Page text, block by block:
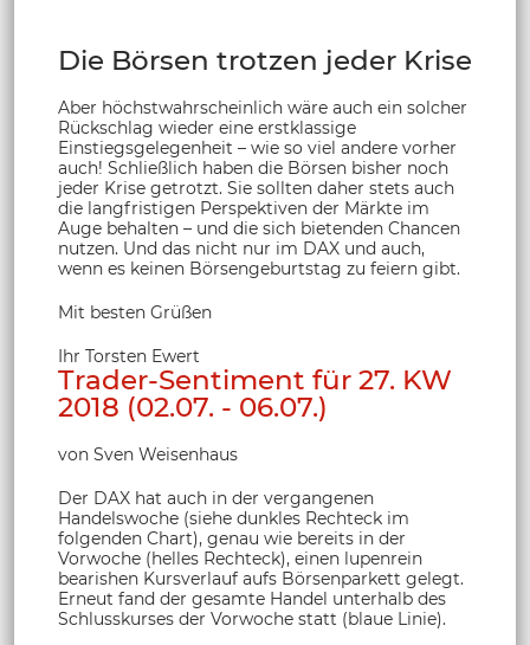
Die Börsen trotzen jeder Krise
Aber höchstwahrscheinlich wäre auch ein solcher
Rückschlag wieder eine erstklassige
Einstiegsgelegenheit – wie so viel andere vorher
auch! Schließlich haben die Börsen bisher noch
jeder Krise getrotzt. Sie sollten daher stets auch
die langfristigen Perspektiven der Märkte im
Auge behalten – und die sich bietenden Chancen
nutzen. Und das nicht nur im DAX und auch,
wenn es keinen Börsengeburtstag zu feiern gibt.
Mit besten Grüßen
Ihr Torsten Ewert
Trader-Sentiment für 27. KW
2018 (02.07. - 06.07.)
von Sven Weisenhaus
Der DAX hat auch in der vergangenen
Handelswoche (siehe dunkles Rechteck im
folgenden Chart), genau wie bereits in der
Vorwoche (helles Rechteck), einen lupenrein
bearishen Kursverlauf aufs Börsenparkett gelegt.
Erneut fand der gesamte Handel unterhalb des
Schlusskurses der Vorwoche statt (blaue Linie).